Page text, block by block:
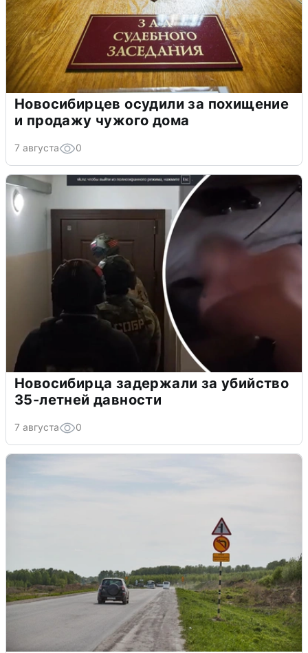
Новосибирцев осудили за похищение
и продажу чужого дома
7 августа 0
Новосибирца задержали за убийство
35-летней давности
7 августа 0